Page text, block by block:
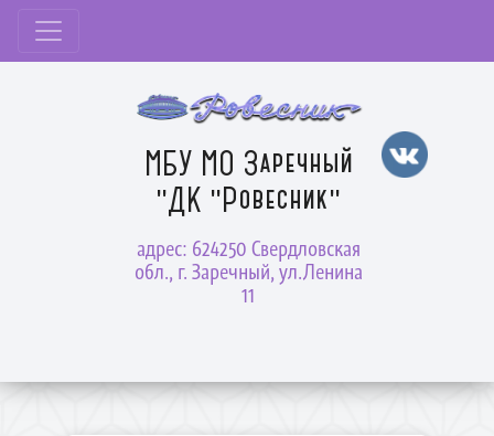
МБУ МО Заречный
"ДК "Ровесник"
адрес: 624250 Свердловская
обл., г. Заречный, ул.Ленина
11